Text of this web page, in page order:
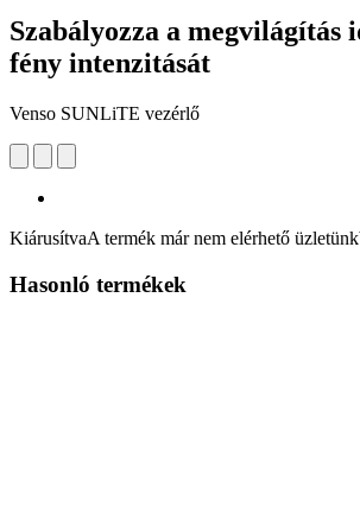
Szabályozza a megvilágítás
fény intenzitását
Venso SUNLiTE vezérlő
KiárusítvaA termék már nem elérhető
Hasonló termékek